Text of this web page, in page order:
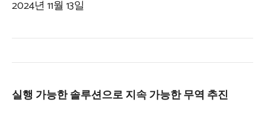
2024년 11월 13일
실행 가능한 솔루션으로 지속 가능한 무역 추진